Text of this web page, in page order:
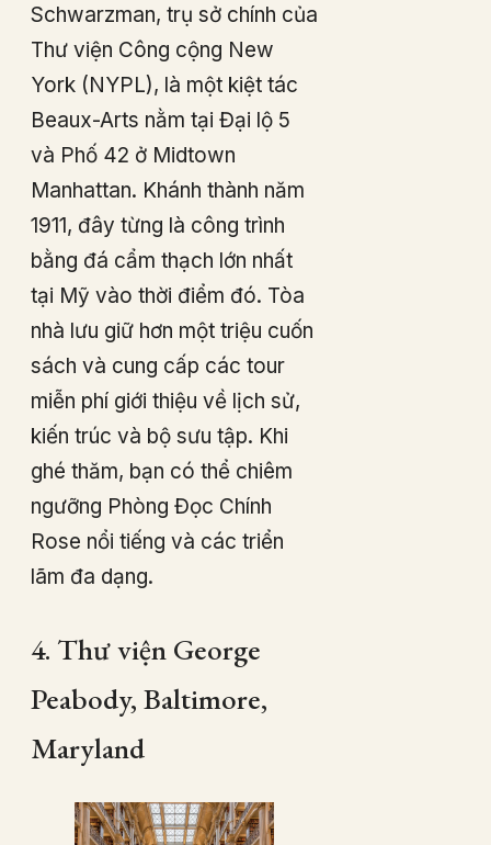
Schwarzman, trụ sở chính của
Thư viện Công cộng New
York (NYPL), là một kiệt tác
Beaux-Arts nằm tại Đại lộ 5
và Phố 42 ở Midtown
Manhattan. Khánh thành năm
1911, đây từng là công trình
bằng đá cẩm thạch lớn nhất
tại Mỹ vào thời điểm đó. Tòa
nhà lưu giữ hơn một triệu cuốn
sách và cung cấp các tour
miễn phí giới thiệu về lịch sử,
kiến trúc và bộ sưu tập. Khi
ghé thăm, bạn có thể chiêm
ngưỡng Phòng Đọc Chính
Rose nổi tiếng và các triển
lãm đa dạng.
4. Thư viện George
Peabody, Baltimore,
Maryland